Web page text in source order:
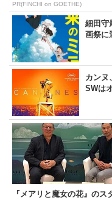
PR(FINCHI on GOETHE)
細田守
画祭に
カンヌ
SWは
『メアリと魔女の花』のス